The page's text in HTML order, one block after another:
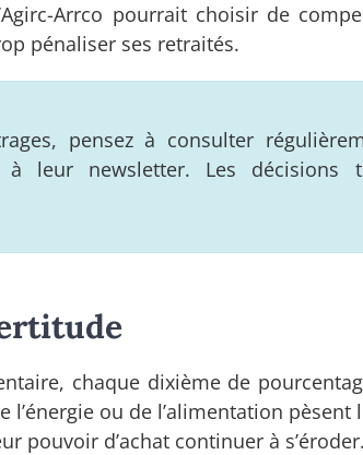
Arrco pourrait choisir de
pénaliser ses retraités.
pensez à consulter
leur newsletter. Les décisions
chaque dixième de
ou de l’alimentation pèsent
pouvoir d’achat continuer à s’éroder.